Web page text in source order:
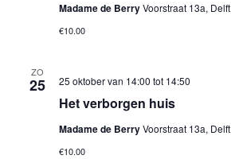
Madame de BerryVoorstraat 13a, Delft
€10.00
ZO
25
Het verborgen huis
25 oktober van 14:00 tot 14:50
Madame de BerryVoorstraat 13a, Delft
€10.00